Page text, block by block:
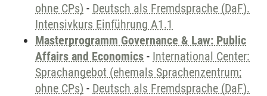
ohne CPs) - Deutsch als Fremdsprache (DaF).
Intensivkurs Einführung A1.1
Masterprogramm Governance & Law: Public
Affairs and Economics - International Center:
Sprachangebot (ehemals Sprachenzentrum;
ohne CPs) - Deutsch als Fremdsprache (DaF).